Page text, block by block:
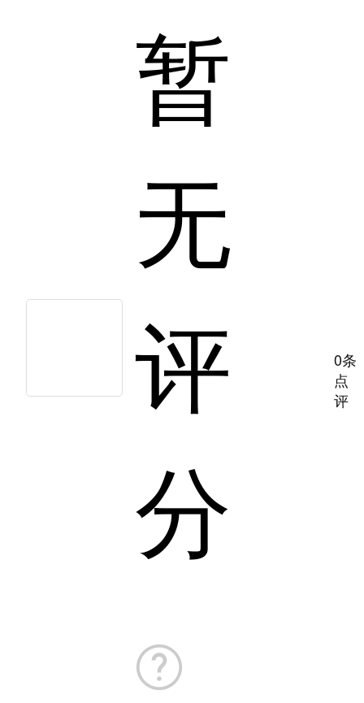
暂
无
评
分
0条
点
评